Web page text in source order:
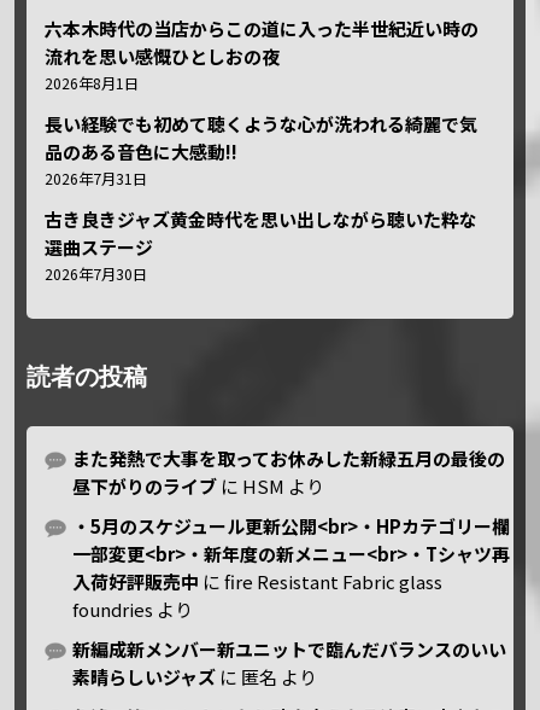
六本木時代の当店からこの道に入った半世紀近い時の
流れを思い感慨ひとしおの夜
2026年8月1日
長い経験でも初めて聴くような心が洗われる綺麗で気
品のある音色に大感動!!
2026年7月31日
古き良きジャズ黄金時代を思い出しながら聴いた粋な
選曲ステージ
2026年7月30日
読者の投稿
また発熱で大事を取ってお休みした新緑五月の最後の
昼下がりのライブ に HSM より
・5月のスケジュール更新公開<br>・HPカテゴリー欄
一部変更<br>・新年度の新メニュー<br>・Tシャツ再
入荷好評販売中 にfire Resistant Fabric glass
foundries より
新編成新メンバー新ユニットで臨んだバランスのいい
素晴らしいジャズ に 匿名 より